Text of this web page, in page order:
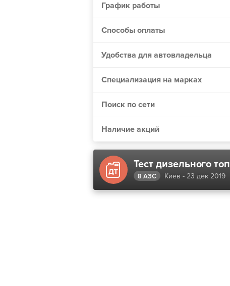
Винница
Днепр
Одесса
Николаев
Сумы
Черкассы
Хмельницкий
Полтава
Чернигов
Кривой Рог
График работы
Способы оплаты
Удобства для автовладельца
Специализация на марках
Поиск по сети
Наличие акций
8 АЗС Киев - 23 дек 2019